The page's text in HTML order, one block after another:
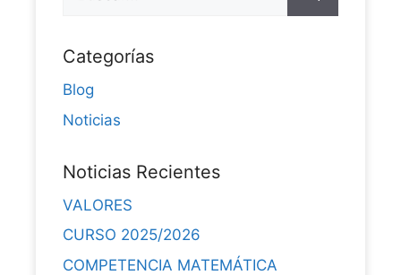
Categorías
Blog
Noticias
Noticias Recientes
VALORES
CURSO 2025/2026
COMPETENCIA MATEMÁTICA